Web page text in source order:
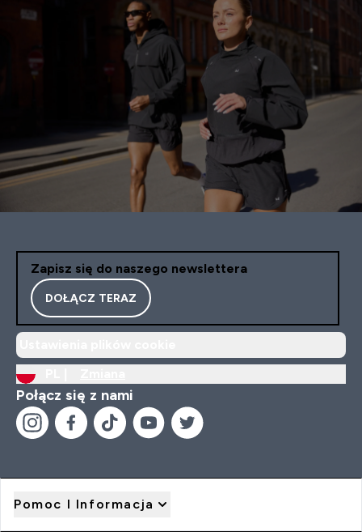
Zapisz się do naszego newslettera
DOŁĄCZ TERAZ
Połącz się z nami
Pomoc I Informacja